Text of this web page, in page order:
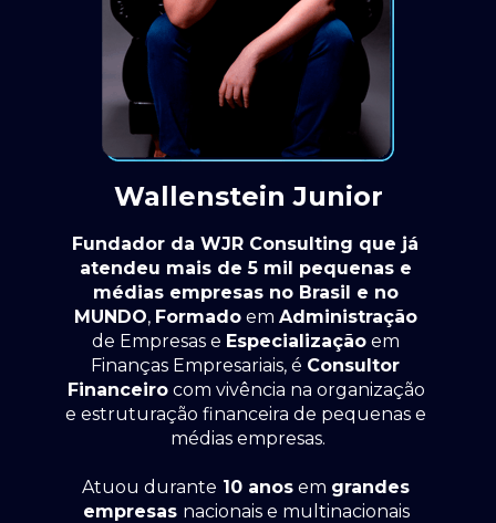
Fundador da WJR Consulting que já
atendeu mais de 5 mil pequenas e
médias empresas no Brasil e no
MUNDO, Formado em Administração
de Empresas e Especialização em
Finanças Empresariais, é Consultor
Financeiro com vivência na organização
e estruturação financeira de pequenas e
médias empresas.
Atuou durante 10 anos em grandes
empresas nacionais e multinacionais
Wallenstein Junior